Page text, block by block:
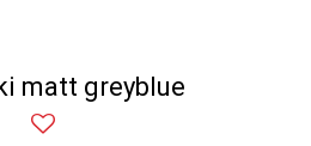
matt greyblue